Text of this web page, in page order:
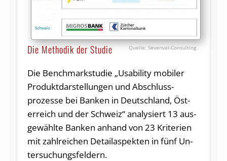
Sevenval-Consulting
Die Methodik der Studie
Die Bench­mark­studie „Usability mobiler
Pro­duktdar­stellun­gen und Ab­schluss­
prozesse bei Banken in Deutsch­land, Öst­
erreich und der Schweiz“ analysiert 13 aus­
gewählte Banken anhand von 23 Krite­ri­en
mit zahlrei­chen Detail­as­pek­ten in fünf Un­
tersu­chungs­fel­dern.